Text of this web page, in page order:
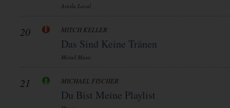
Ariola Local
20 MITCH KELLER
Das Sind Keine Tränen
Meisel Music
21 MICHAEL FISCHER
Du Bist Meine Playlist